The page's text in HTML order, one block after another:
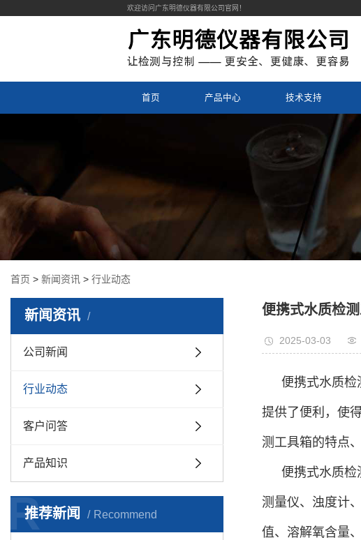
欢迎访问广东明德仪器有限公司官网！
首页 产品中心 技术支持
首页 > 新闻资讯 > 行业动态
新闻资讯
公司新闻
行业动态
客户问答
产品知识
推荐新闻 Recommend
R
便携式水质检
2025-03-03
便携式水质检
提供了便利，使
测工具箱的特点
便携式水质检
测量仪、浊度计
值、溶解氧含量